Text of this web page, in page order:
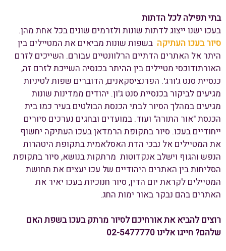
בתי תפילה לכל הדתות
בעכו ישנו ייצוג לדתות שונות ולזרמים שונים בכל אחת מהן.
סיור בעכו העתיקה בשפות שונות מביאים את המטיילים בין
היתר אל האתרים הדתיים הרלוונטיים עבורם. השייכים לזרם
האורתודוכסי מטיילים בין ההיתר בכנסיה השייכת לזרם זה,
כנסיית סנט ג'ורג'. הפרנציסקאנים, הדוברים שפות לטיניות
מגיעים לביקור בכנסיית סנט ג'ון. יהודים ממדינות שונות
מגיעים במהלך הסיור לבתי הכנסת הבולטים בעיר כמו בית
הכנסת "אור התורה" ועוד. במועדים ובחגים נערכים סיורים
ייחודיים בעכו. סיור בתקופת הרמדאן בעכו העתיקה יחשוף
את המטיילים אל נבכי הדת האסלאמית בתקופת היטהרות
הנפש והגוף וישלב אנקדוטות מרתקות בנושא, סיור בתקופת
הסליחות בין האתרים היהודיים של עכו יעצים את תחושת
המטיילים לקראת יום הדין, סיור חנוכיות בעכו יאיר את
האתרים בהם נבקר באור ימות החג.
רוצים להביא את אורחיכם לסיור מרתק בעכו בשפת האם
שלהם? חייגו אלינו 02-5477770